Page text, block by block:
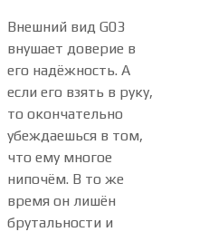
Внешний вид G03
внушает доверие в
его надёжность. А
если его взять в руку,
то окончательно
убеждаешься в том,
что ему многое
нипочём. В то же
время он лишён
брутальности и